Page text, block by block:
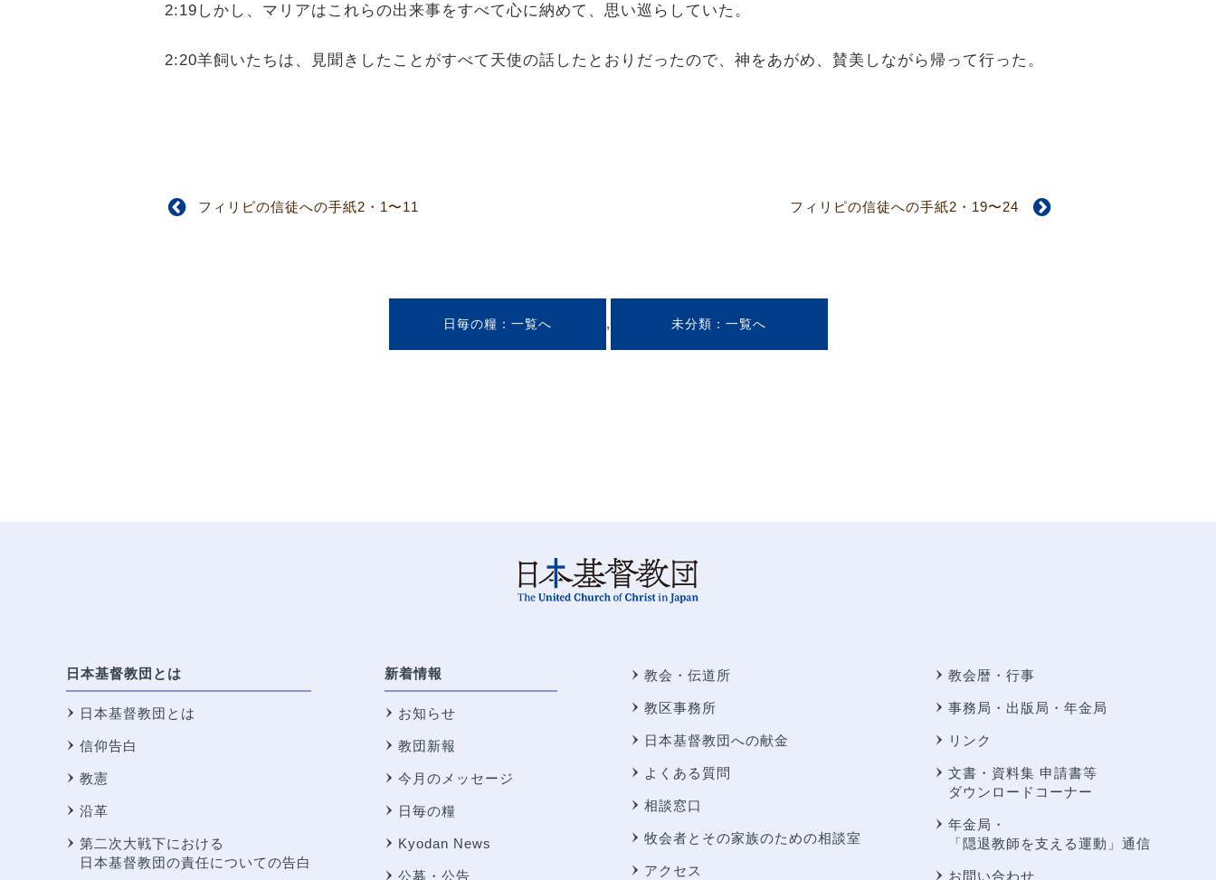
2:19しかし、マリアはこれらの出来事をすべて心に納めて、思い巡らしていた。
2:20羊飼いたちは、見聞きしたことがすべて天使の話したとおりだったので、神をあがめ、賛美しながら帰って行った。
フィリピの信徒への手紙2・1〜11 フィリピの信徒への手紙2・19〜24
日毎の糧 , 未分類
日本基督教団とは
日本基督教団とは
信仰告白
教憲
沿革
第二次大戦下における
日本基督教団の責任についての告白
新着情報
お知らせ
教団新報
今月のメッセージ
日毎の糧
Kyodan News
公募・公告
教会・伝道所
教区事務所
日本基督教団への献金
よくある質問
相談窓口
牧会者とその家族のための相談室
アクセス
教会暦・行事
事務局・出版局・年金局
リンク
文書・資料集 申請書等
ダウンロードコーナー
年金局・
「隠退教師を支える運動」通信
お問い合わせ